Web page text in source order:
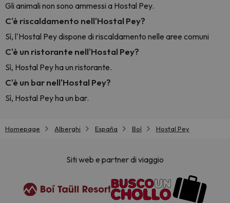
Gli animali non sono ammessi a Hostal Pey.
C'è riscaldamento nell'Hostal Pey?
Sì, l'Hostal Pey dispone di riscaldamento nelle aree comuni
C'è un ristorante nell'Hostal Pey?
Sì, Hostal Pey ha un ristorante.
C'è un bar nell'Hostal Pey?
Sì, Hostal Pey ha un bar.
Homepage Alberghi España Boí Hostal Pey
Siti web e partner di viaggio